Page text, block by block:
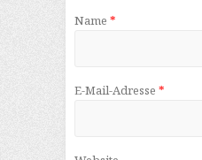
Name *
E-Mail-Adresse *